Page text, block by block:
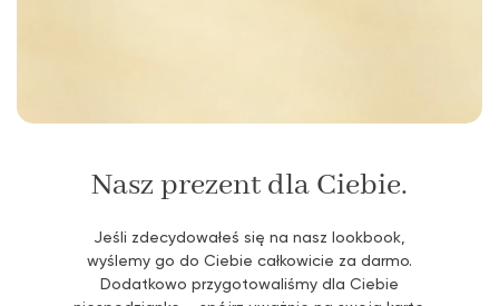
Nasz prezent dla Ciebie.
Jeśli zdecydowałeś się na nasz lookbook,
wyślemy go do Ciebie całkowicie za darmo.
Dodatkowo przygotowaliśmy dla Ciebie